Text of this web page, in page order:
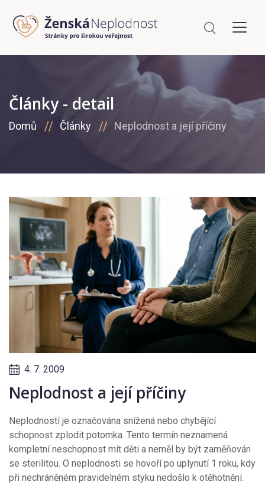
Články - detail
Domů Články Neplodnost a její příčiny
4. 7. 2009
Neplodnost a její příčiny
Neplodností je označována snížená nebo chybějící
schopnost zplodit potomka. Tento termín neznamená
kompletní neschopnost mít děti a neměl by být zaměňován
se sterilitou. O neplodnosti se hovoří po uplynutí 1 roku, kdy
při nechráněném pravidelném styku nedošlo k otěhotnění.